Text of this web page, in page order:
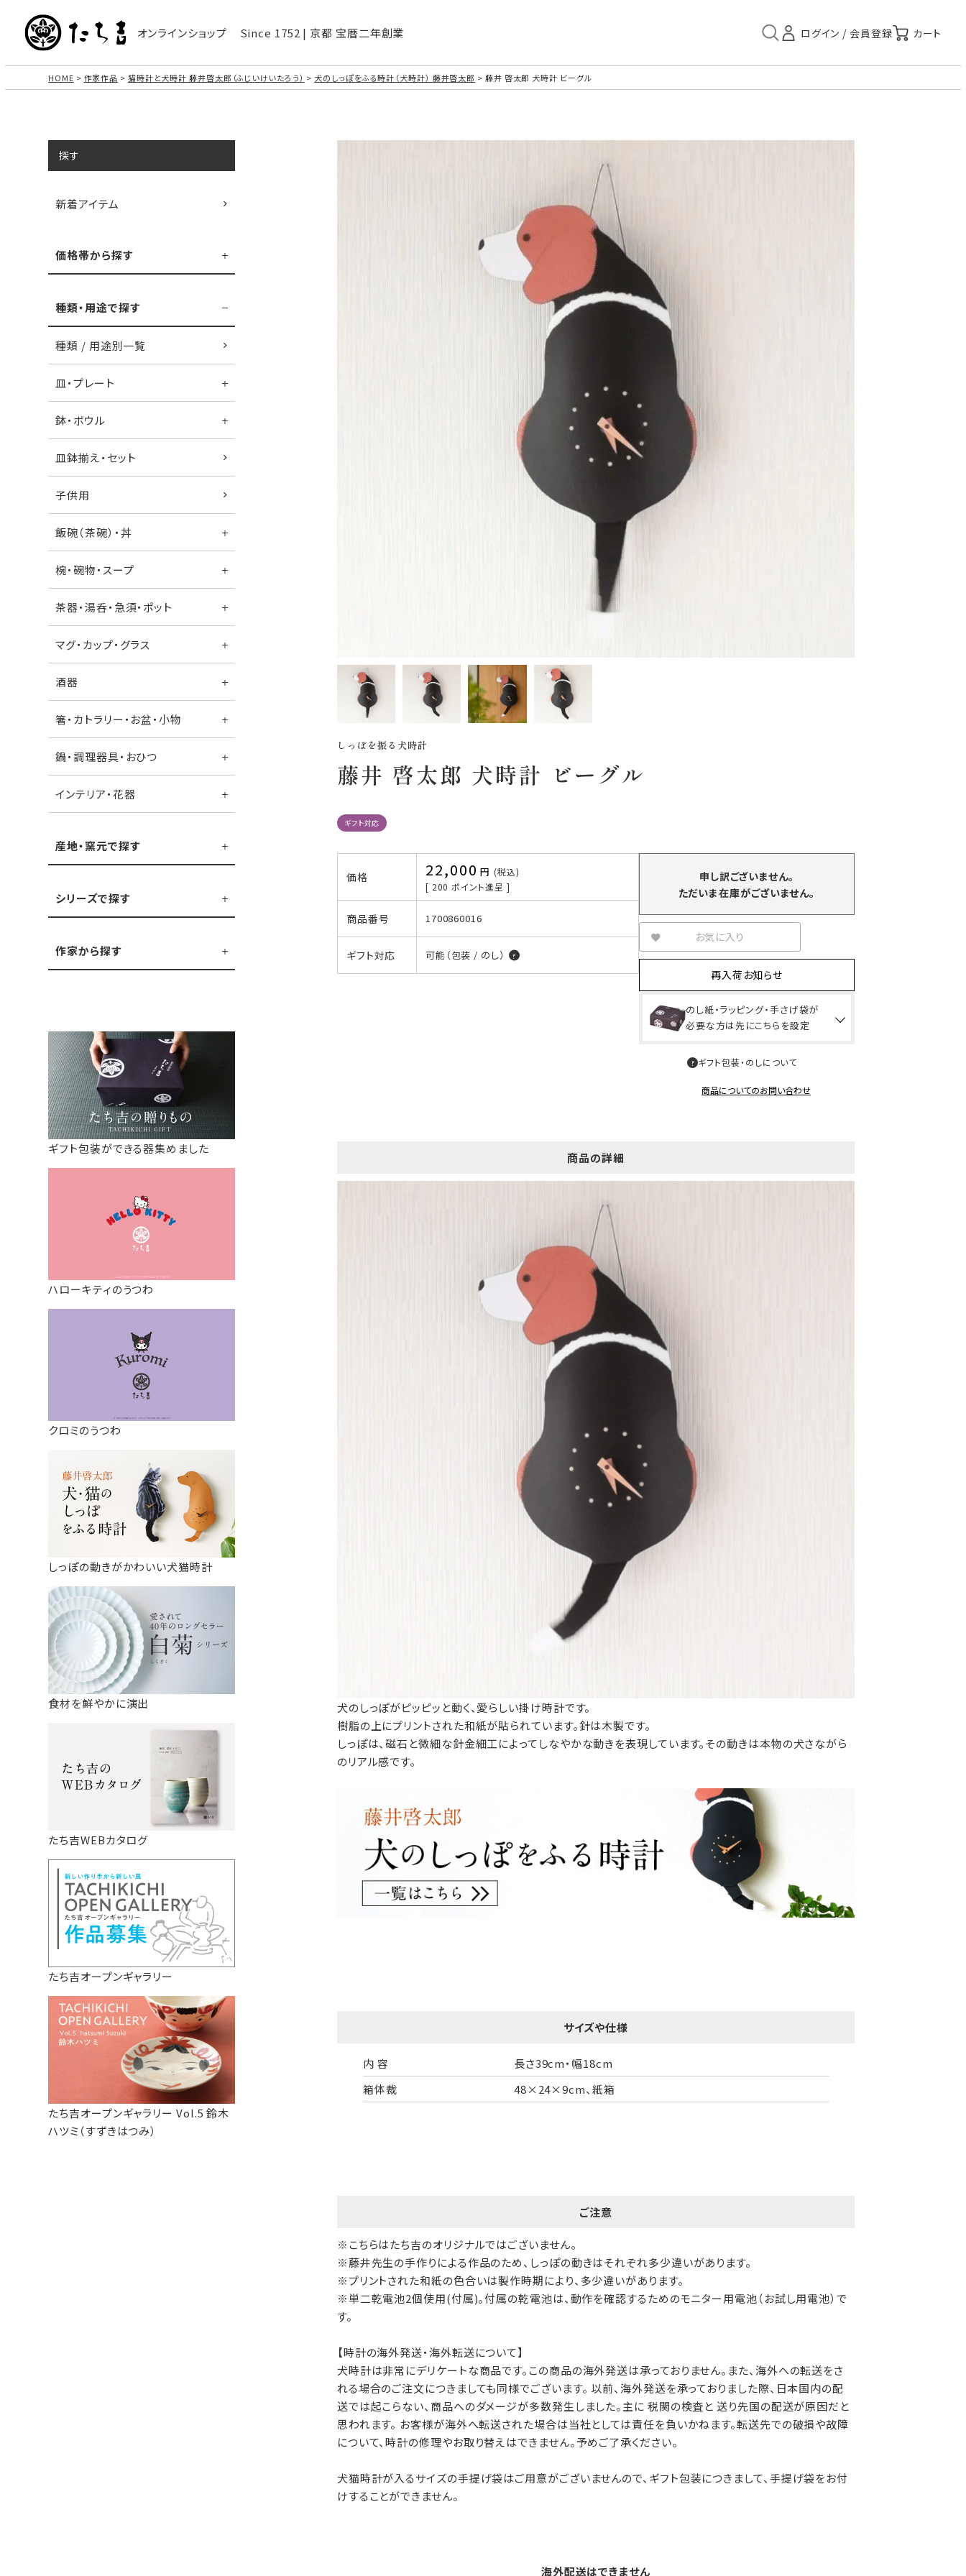
オンラインショップ Since 1752 | 京都 宝暦二年創業
HOME 作家作品 猫時計と犬時計 藤井啓太郎（ふじいけいたろう） 犬のしっぽをふる時計（犬時計） 藤井啓太郎 藤井 啓太郎 犬時計 ビーグル
探す
新着アイテム
価格帯から探す
種類・用途で探す
種類 / 用途別一覧
皿・プレート
鉢・ボウル
皿鉢揃え・セット
子供用
飯碗（茶碗）・丼
椀・碗物・スープ
茶器・湯呑・急須・ポット
マグ・カップ・グラス
酒器
箸・カトラリー・お盆・小物
鍋・調理器具・おひつ
インテリア・花器
産地・窯元で探す
シリーズで探す
作家から探す
ギフト包装ができる器集めました
ハローキティのうつわ
クロミのうつわ
しっぽの動きがかわいい犬猫時計
食材を鮮やかに演出
たち吉WEBカタログ
たち吉オープンギャラリー
たち吉オープンギャラリー Vol.5 鈴木
ハツミ（すずきはつみ）
しっぽを振る犬時計
藤井 啓太郎 犬時計 ビーグル
ギフト対応
価格 22,000
税込
[ 200 ポイント進呈 ]
商品番号 1700860016
ギフト対応 可能（包装 / のし）
婚礼や出産などのギフト包装
のし・包装体裁により、紐（ひも）掛けしない場合があります。
段ボールの上から熨斗紙・包装紙をか
ける簡易包装（天掛け包装）です。
包装紙でお包みできない一部の商品
は、ギフト袋にお入れいたします。
手提袋はお付けできません。
手提げ袋について
高さ
32.5cm
横
幅
30cm
14cm
袋のサイズは当店で最適なものをご用意いたします。
申し訳ございません。
ただいま在庫がございません。
お気に入り
再入荷お知らせ
のし紙・ラッピング・手さげ袋が
必要な方は先にこちらを設定
ギフト包装・のしについて
商品についてのお問い合わせ
商品の詳細
犬のしっぽがピッピッと動く、愛らしい掛け時計です。
樹脂の上にプリントされた和紙が貼られています。針は木製です。
しっぽは、磁石と微細な針金細工によってしなやかな動きを表現しています。その動きは本物の犬さながら
のリアル感です。
サイズや仕様
内 容
長さ39cm・幅18cm
箱体裁
48×24×9cm、紙箱
ご注意
※こちらはたち吉のオリジナルではございません。
※藤井先生の手作りによる作品のため、しっぽの動きはそれぞれ多少違いがあります。
※プリントされた和紙の色合いは製作時期により、多少違いがあります。
※単二乾電池2個使用(付属)。付属の乾電池は、動作を確認するためのモニター用電池（お試し用電池）で
す。
【時計の海外発送・海外転送について】
犬時計は非常にデリケートな商品です。この商品の海外発送は承っておりません。また、海外への転送をさ
れる場合のご注文につきましても同様でございます。 以前、海外発送を承っておりました際、日本国内の配
送では起こらない、商品へのダメージが多数発生しました。主に 税関の検査と 送り先国の配送が原因だと
思われます。 お客様が海外へ転送された場合は当社としては責任を負いかねます。転送先での破損や故障
について、時計の修理やお取り替えはできません。予めご了承ください。
犬猫時計が入るサイズの手提げ袋はご用意がございませんので、ギフト包装につきまして、手提げ袋をお付
けすることができません。
海外配送はできません